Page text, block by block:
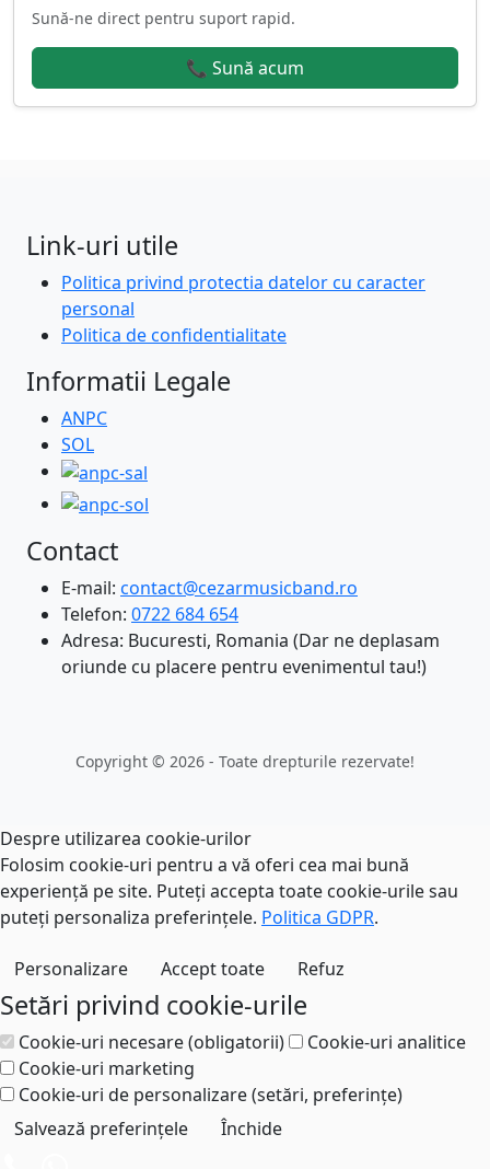
Sună-ne direct pentru suport rapid.
📞 Sună acum
Link-uri utile
Politica privind protectia datelor cu caracter
personal
Politica de confidentialitate
Informatii Legale
ANPC
SOL
Contact
E-mail: contact@cezarmusicband.ro
Telefon: 0722 684 654
Adresa: Bucuresti, Romania (Dar ne deplasam
oriunde cu placere pentru evenimentul tau!)
Copyright © 2026 - Toate drepturile rezervate!
Despre utilizarea cookie-urilor
Folosim cookie-uri pentru a vă oferi cea mai bună
experiență pe site. Puteți accepta toate cookie-urile sau
puteți personaliza preferințele. Politica GDPR.
Personalizare Accept toate Refuz
Setări privind cookie-urile
Cookie-uri necesare (obligatorii)
Cookie-uri analitice
Cookie-uri marketing
Cookie-uri de personalizare (setări, preferințe)
Salvează preferințele
Închide